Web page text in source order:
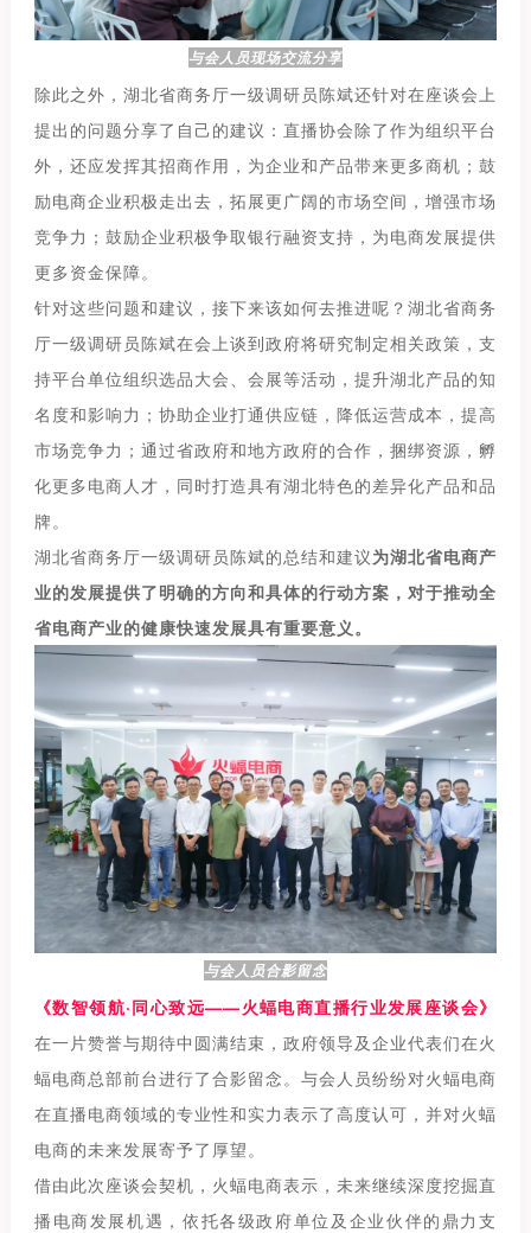
与会人员现场交流分享
除此之外，湖北省商务厅一级调研员陈斌还针对在座谈会上
提出的问题分享了自己的建议：直播协会除了作为组织平台
外，还应发挥其招商作用，为企业和产品带来更多商机；鼓
励电商企业积极走出去，拓展更广阔的市场空间，增强市场
竞争力；鼓励企业积极争取银行融资支持，为电商发展提供
更多资金保障。
针对这些问题和建议，接下来该如何去推进呢？湖北省商务
厅一级调研员陈斌在会上谈到政府将研究制定相关政策，支
持平台单位组织选品大会、会展等活动，提升湖北产品的知
名度和影响力；协助企业打通供应链，降低运营成本，提高
市场竞争力；通过省政府和地方政府的合作，捆绑资源，孵
化更多电商人才，同时打造具有湖北特色的差异化产品和品
牌。
湖北省商务厅一级调研员陈斌的总结和建议为湖北省电商产
业的发展提供了明确的方向和具体的行动方案，对于推动全
省电商产业的健康快速发展具有重要意义。
与会人员合影留念
《数智领航·同心致远——火蝠电商直播行业发展座谈会》
在一片赞誉与期待中圆满结束，政府领导及企业代表们在火
蝠电商总部前台进行了合影留念。与会人员纷纷对火蝠电商
在直播电商领域的专业性和实力表示了高度认可，并对火蝠
电商的未来发展寄予了厚望。
借由此次座谈会契机，火蝠电商表示，未来继续深度挖掘直
播电商发展机遇，依托各级政府单位及企业伙伴的鼎力支